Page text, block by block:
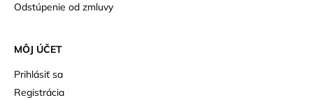
Odstúpenie od zmluvy
MÔJ ÚČET
Prihlásiť sa
Registrácia